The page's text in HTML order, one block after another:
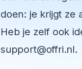
doen: je krijgt ze
Heb je zelf ook
support@offri.nl.